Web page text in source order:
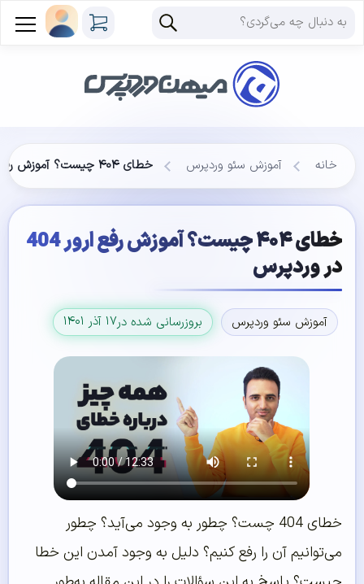
خانه آموزش سئو وردپرس خطای ۴۰۴ چیست؟ آموزش رفع ارور 404 در وردپرس
خطای ۴۰۴ چیست؟ آموزش رفع ارور 404
در وردپرس
آموزش سئو وردپرس بروزرسانی شده در۱۷ آذر ۱۴۰۱
خطای 404 چست؟ چطور به وجود می‌آید؟ چطور
می‌توانیم آن را رفع کنیم؟ دلیل به وجود آمدن این خطا